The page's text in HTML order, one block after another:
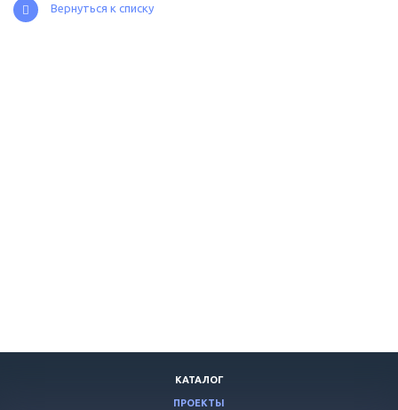
Вернуться к списку
КАТАЛОГ
ПРОЕКТЫ